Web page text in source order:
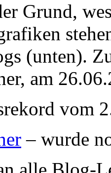
Grund,
(unten).
am
vom
– wurde